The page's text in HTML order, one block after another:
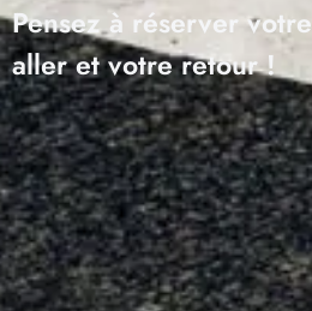
Pensez à réserver votre
aller et votre retour !